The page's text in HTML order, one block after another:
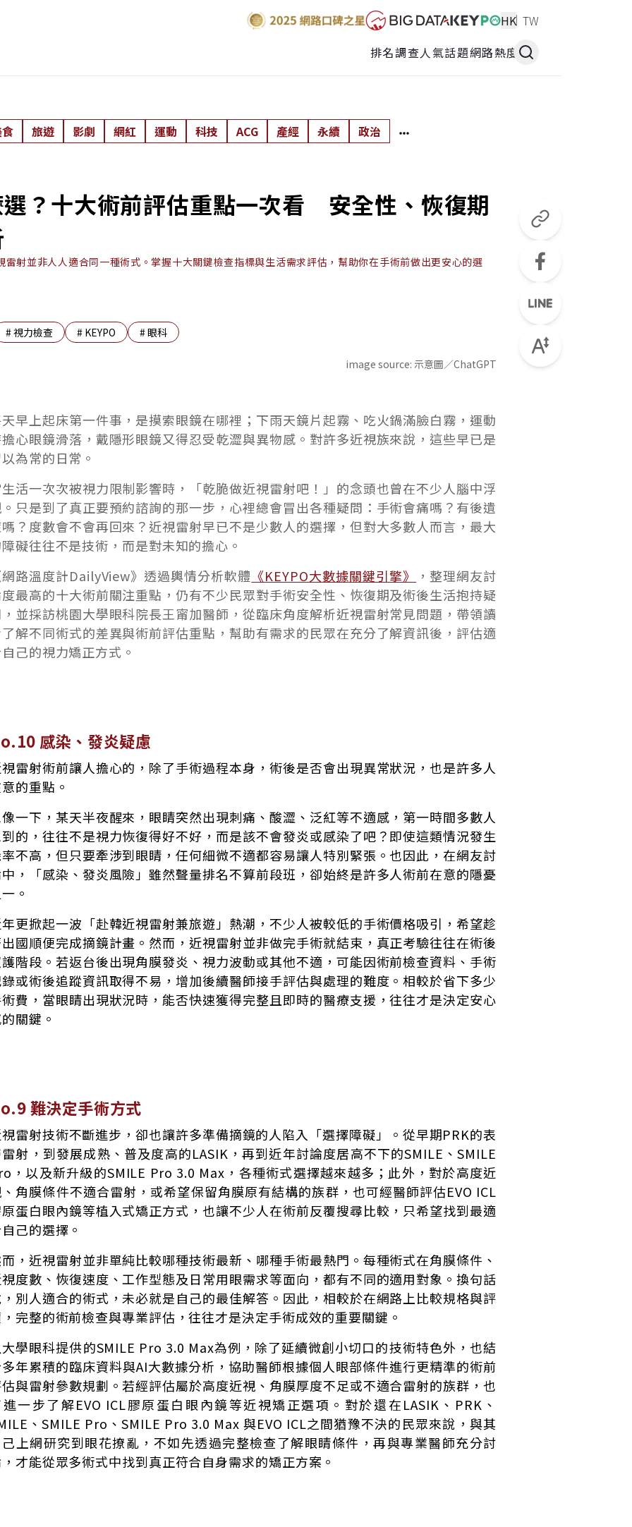
HK TW
排名調查人氣話題網路熱度
旅遊 影劇 網紅 運動 科技 ACG 產經 永續 政治
？十大術前評估重點一次看 安全性、恢復期
射並非人人適合同一種術式。掌握十大關鍵檢查指標與生活需求評估，幫助你在手術前做出更安心的選
#視力檢查 # KEYPO #眼科
image source: 示意圖／ChatGPT
早上起床第一件事，是摸索眼鏡在哪裡；下雨天鏡片起霧、吃火鍋滿臉白霧，運動
心眼鏡滑落，戴隱形眼鏡又得忍受乾澀與異物感。對許多近視族來說，這些早已是
為常的日常。
活一次次被視力限制影響時，「乾脆做近視雷射吧！」的念頭也曾在不少人腦中浮
只是到了真正要預約諮詢的那一步，心裡總會冒出各種疑問：手術會痛嗎？有後遺
？度數會不會再回來？近視雷射早已不是少數人的選擇，但對大多數人而言，最大
礙往往不是技術，而是對未知的擔心。
路溫度計DailyView》透過輿情分析軟體 《KEYPO大數據關鍵引擎》
，整理網友討
最高的十大術前關注重點，仍有不少民眾對手術安全性、恢復期及術後生活抱持疑
並採訪桃園大學眼科院長王甯加醫師，從臨床角度解析近視雷射常見問題，帶領讀
解不同術式的差異與術前評估重點，幫助有需求的民眾在充分了解資訊後，評估適
己的視力矯正方式。
感染、發炎疑慮
雷射術前讓人擔心的，除了手術過程本身，術後是否會出現異常狀況，也是許多人
的重點。
一下，某天半夜醒來，眼睛突然出現刺痛、酸澀、泛紅等不適感，第一時間多數人
的，往往不是視力恢復得好不好，而是該不會發炎或感染了吧？即使這類情況發生
不高，但只要牽涉到眼睛，任何細微不適都容易讓人特別緊張。也因此，在網友討
，「感染、發炎風險」雖然聲量排名不算前段班，卻始終是許多人術前在意的隱憂
。
更掀起一波「赴韓近視雷射兼旅遊」熱潮，不少人被較低的手術價格吸引，希望趁
國順便完成摘鏡計畫。然而，近視雷射並非做完手術就結束，真正考驗往往在術後
階段。若返台後出現角膜發炎、視力波動或其他不適，可能因術前檢查資料、手術
或術後追蹤資訊取得不易，增加後續醫師接手評估與處理的難度。相較於省下多少
費，當眼睛出現狀況時，能否快速獲得完整且即時的醫療支援，往往才是決定安心
關鍵。
難決定手術方式
雷射技術不斷進步，卻也讓許多準備摘鏡的人陷入「選擇障礙」。從早期PRK的表
射，到發展成熟、普及度高的LASIK，再到近年討論度居高不下的SMILE、SMILE
，以及新升級的SMILE Pro 3.0 Max，各種術式選擇越來越多；此外，對於高度近
角膜條件不適合雷射，或希望保留角膜原有結構的族群，也可經醫師評估EVO ICL
蛋白眼內鏡等植入式矯正方式，也讓不少人在術前反覆搜尋比較，只希望找到最適
己的選擇。
，近視雷射並非單純比較哪種技術最新、哪種手術最熱門。每種術式在角膜條件、
度數、恢復速度、工作型態及日常用眼需求等面向，都有不同的適用對象。換句話
別人適合的術式，未必就是自己的最佳解答。因此，相較於在網路上比較規格與評
完整的術前檢查與專業評估，往往才是決定手術成效的重要關鍵。
學眼科提供的SMILE Pro 3.0 Max為例，除了延續微創小切口的技術特色外，也結
年累積的臨床資料與AI大數據分析，協助醫師根據個人眼部條件進行更精準的術前
與雷射參數規劃。若經評估屬於高度近視、角膜厚度不足或不適合雷射的族群，也
一步了解EVO ICL膠原蛋白眼內鏡等近視矯正選項。對於還在LASIK、PRK、
、SMILE Pro、SMILE Pro 3.0 Max 與EVO ICL之間猶豫不決的民眾來說，與其
上網研究到眼花撩亂，不如先透過完整檢查了解眼睛條件，再與專業醫師充分討
才能從眾多術式中找到真正符合自身需求的矯正方案。